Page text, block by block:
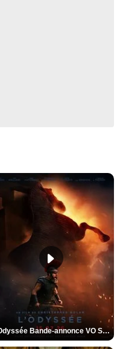
L'Odyssée Bande-annonce VO STFR